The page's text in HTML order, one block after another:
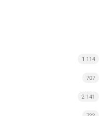
1 114
707
2 141